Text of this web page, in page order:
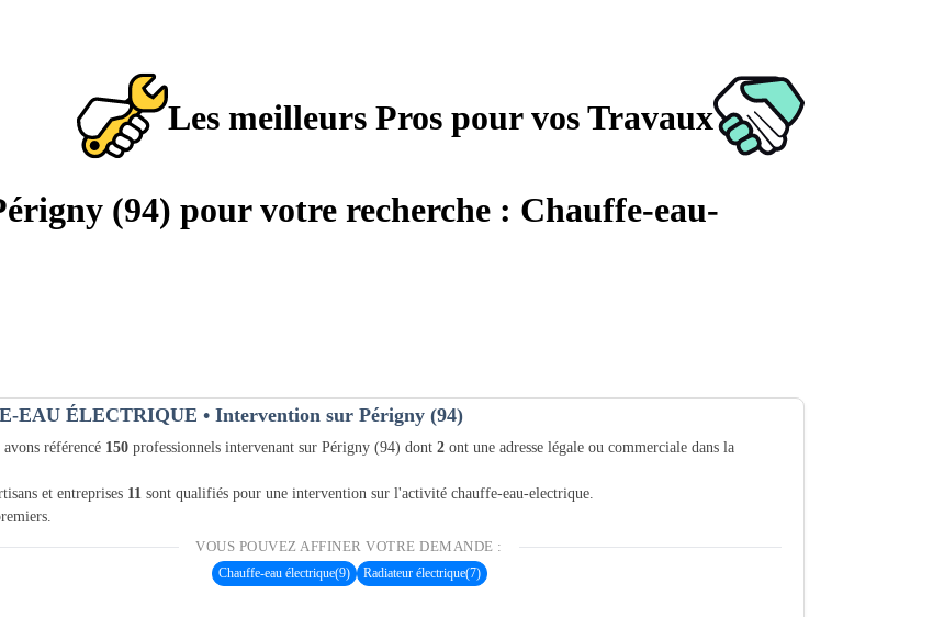
Les meilleurs Pros pour vos Travaux
(94) pour votre recherche : Chauffe-eau-
EAU ÉLECTRIQUE • Intervention sur Périgny (94)
référencé 150 professionnels intervenant sur Périgny (94) dont 2 ont une adresse légale ou commerciale dans la
et entreprises 11 sont qualifiés pour une intervention sur l'activité chauffe-eau-electrique.
VOUS POUVEZ AFFINER VOTRE DEMANDE :
Chauffe-eau électrique(9) Radiateur électrique(7)